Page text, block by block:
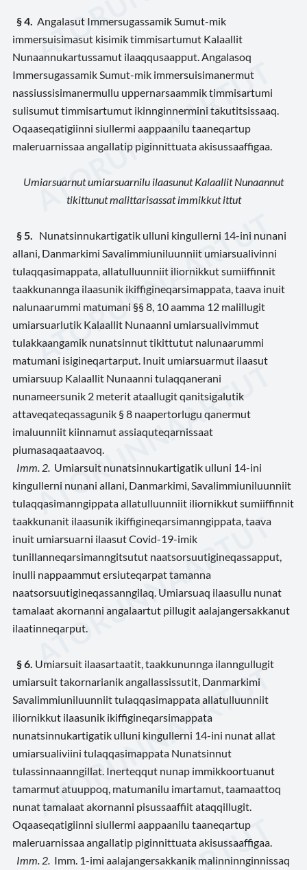
§ 4. Angalasut Immersugassamik Sumut-mik
immersuisimasut kisimik timmisartumut Kalaallit
Nunaannukartussamut ilaaqqusaapput. Angalasoq
Immersugassamik Sumut-mik immersuisimanermut
nassiussisimanermullu uppernarsaammik timmisartumi
sulisumut timmisartumut ikinnginnermini takutitsissaaq.
Oqaaseqatigiinni siullermi aappaanilu taaneqartup
maleruarnissaa angallatip piginnittuata akisussaaffigaa.
Umiarsuarnut umiarsuarnilu ilaasunut Kalaallit Nunaannut
tikittunut malittarisassat immikkut ittut
§ 5.
Nunatsinnukartigatik ulluni kingullerni 14-ini nunani
allani, Danmarkimi Savalimmiuniluunniit umiarsualivinni
tulaqqasimappata, allatulluunniit iliornikkut sumiiffinnit
taakkunannga ilaasunik ikiffigineqarsimappata, taava inuit
nalunaarummi matumani §§ 8, 10 aamma 12 malillugit
umiarsuarlutik Kalaallit Nunaanni umiarsualivimmut
tulakkaangamik nunatsinnut tikittutut nalunaarummi
matumani isigineqartarput. Inuit umiarsuarmut ilaasut
umiarsuup Kalaallit Nunaanni tulaqqanerani
nunameersunik 2 meterit ataallugit qanitsigalutik
attaveqateqassagunik § 8 naapertorlugu qanermut
imaluunniit kiinnamut assiaquteqarnissaat
piumasaqaataavoq.
Imm. 2. Umiarsuit nunatsinnukartigatik ulluni 14-ini
kingullerni nunani allani, Danmarkimi, Savalimmiuniluunniit
tulaqqasimanngippata allatulluunniit iliornikkut sumiiffinnit
taakkunanit ilaasunik ikiffigineqarsimanngippata, taava
inuit umiarsuarni ilaasut Covid-19-imik
tunillanneqarsimanngitsutut naatsorsuutigineqassapput,
inulli nappaammut ersiuteqarpat tamanna
naatsorsuutigineqassanngilaq. Umiarsuaq ilaasullu nunat
tamalaat akornanni angalaartut pillugit aalajangersakkanut
ilaatinneqarput.
§ 6. Umiarsuit ilaasartaatit, taakkununnga ilanngullugit
umiarsuit takornarianik angallassissutit, Danmarkimi
Savalimmiuniluunniit tulaqqasimappata allatulluunniit
iliornikkut ilaasunik ikiffigineqarsimappata
nunatsinnukartigatik ulluni kingullerni 14-ini nunat allat
umiarsualiviini tulaqqasimappata Nunatsinnut
tulassinnaanngillat. Inerteqqut nunap immikkoortuanut
tamarmut atuuppoq, matumanilu imartamut, taamaattoq
nunat tamalaat akornanni pisussaaffiit ataqqillugit.
Oqaaseqatigiinni siullermi aappaanilu taaneqartup
maleruarnissaa angallatip piginnittuata akisussaaffigaa.
Imm. 2. Imm. 1-imi aalajangersakkanik malinninnginnissaq